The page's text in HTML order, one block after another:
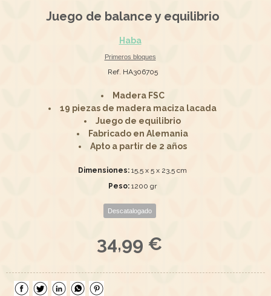
Juego de balance y equilibrio
Haba
Primeros bloques
Ref. HA306705
Madera FSC
19 piezas de madera maciza lacada
Juego de equilibrio
Fabricado en Alemania
Apto a partir de 2 años
Dimensiones: 15,5 x 5 x 23,5 cm
Peso: 1200 gr
Descatalogado
34,99 €